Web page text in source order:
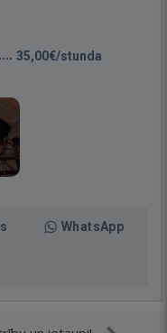
35,00€/stunda
WhatsApp